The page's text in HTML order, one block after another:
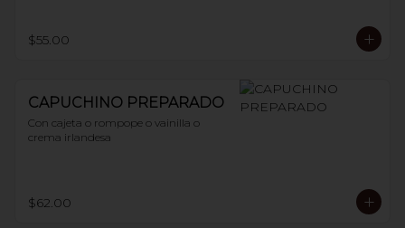
$55.00
CAPUCHINO PREPARADO
Con cajeta o rompope o vainilla o
crema irlandesa
$62.00